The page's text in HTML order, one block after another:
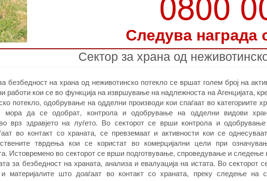
Следува награда
Сектор за храна од
безбедност на храна од неживотинско потекло се вршат голем број на
работи кои се во функција на извршување на надлежноста на Агенцијата,
потекло, одобрување на одделни производи кои спаѓаат во категориите
мора да се одобрат, контрола и одобрување на одделни видови
врз здравјето на луѓето. Во секторот се врши контрола и
во контакт со храната, се превземаат и активности кои се
тврдења кои се користат во комерцијални цели при
Истовремено во секторот се врши подготвување, спроведување и следење
за безбедност на храната, анализа и евалуација на истата. Во секторот
и материјалите што доаѓаат во контакт со храната, преку следење на